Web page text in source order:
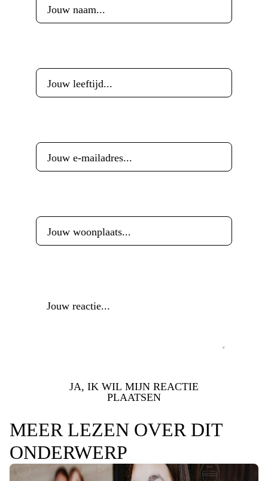
JA, IK WIL MIJN REACTIE
PLAATSEN
MEER LEZEN OVER DIT
ONDERWERP